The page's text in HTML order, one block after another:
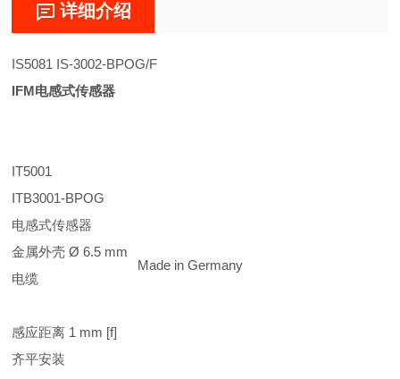
详细介绍
IS5081 IS-3002-BPOG/F
IFM电感式传感器
IT5001
ITB3001-BPOG
电感式传感器
金属外壳 Ø 6.5 mm
电缆
感应距离 1 mm [f]
齐平安装
Made in Germany